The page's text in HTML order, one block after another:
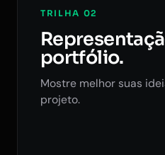
TRILHA 02
portfólio.
Mostre melhor suas
projeto.